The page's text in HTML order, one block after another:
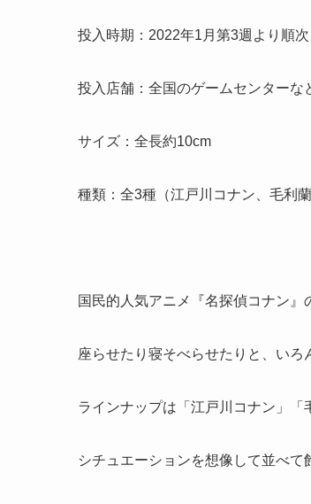
投入時期：2022年1月第3週より順次
投入店舗：全国のゲームセンターな
サイズ：全長約10cm
種類：全3種（江戸川コナン、毛利
国民的人気アニメ『名探偵コナン
座らせたり寝そべらせたりと、いろ
ラインナップは「江戸川コナン」「
シチュエーションを想像して並べて